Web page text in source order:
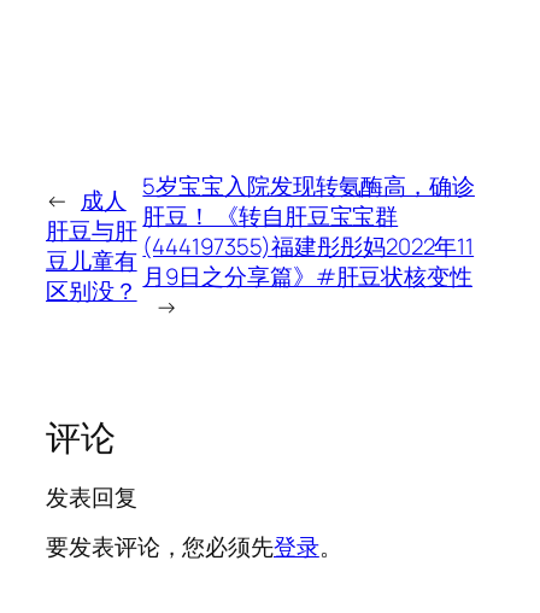
← 成人
肝豆与肝
豆儿童有
区别没？
5岁宝宝入院发现转氨酶高，确诊
肝豆！ 《转自肝豆宝宝群
(444197355)福建彤彤妈2022年11
月9日之分享篇》#肝豆状核变性
→
评论
发表回复
要发表评论，您必须先登录。